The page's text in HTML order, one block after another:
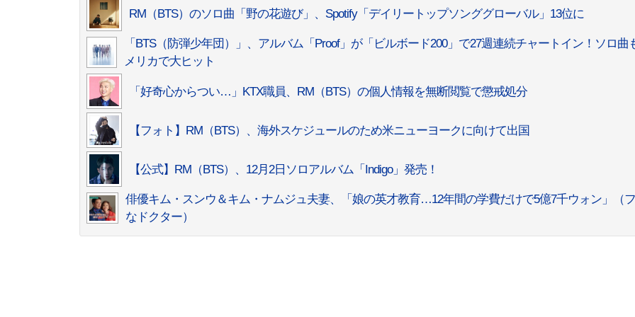
RM（BTS）のソロ曲「野の花遊び」、Spotify「デイリートップソンググローバル」13位に
「BTS（防弾少年団）」、アルバム「Proof」が「ビルボード200」で27週連続チャートイン！ソロ曲
メリカで大ヒット
「好奇心からつい…」KTX職員、RM（BTS）の個人情報を無断閲覧で懲戒処分
【フォト】RM（BTS）、海外スケジュールのため米ニューヨークに向けて出国
【公式】RM（BTS）、12月2日ソロアルバム「Indigo」発売！
俳優キム・スンウ＆キム・ナムジュ夫妻、「娘の英才教育…12年間の学費だけで5億7千ウォン」（
なドクター）